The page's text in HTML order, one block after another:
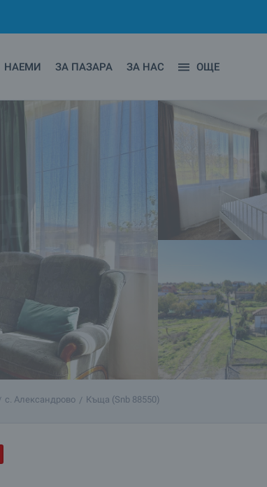
НАЕМИ ЗА ПАЗАРА ЗА НАС ОЩЕ
с. Александрово Къща (Snb 88550)